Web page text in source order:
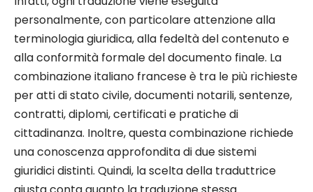
personalmente, con particolare attenzione alla
terminologia giuridica, alla fedeltà del contenuto e
alla conformità formale del documento finale. La
combinazione italiano francese è tra le più richieste
per atti di stato civile, documenti notarili, sentenze,
contratti, diplomi, certificati e pratiche di
cittadinanza. Inoltre, questa combinazione richiede
una conoscenza approfondita di due sistemi
giuridici distinti. Quindi, la scelta della traduttrice